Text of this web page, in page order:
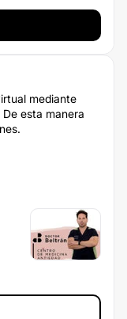
mediante
De esta manera